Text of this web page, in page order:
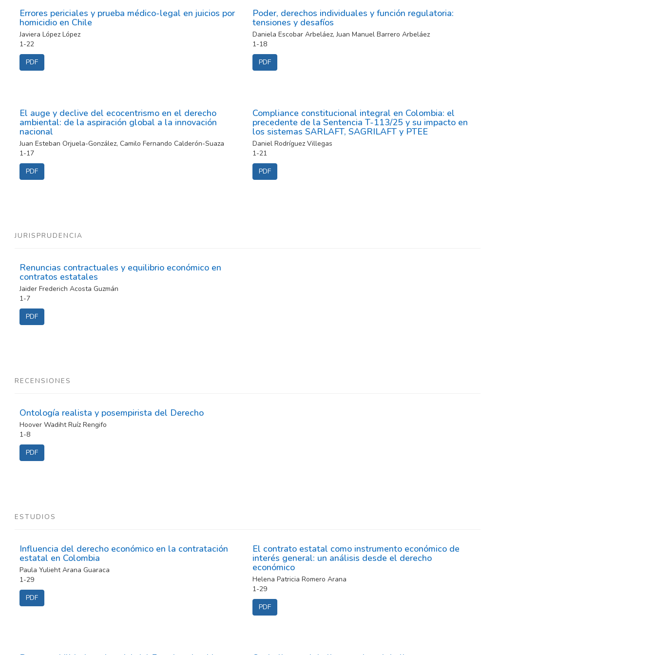
Errores periciales y prueba médico-legal en juicios por
homicidio en Chile
Javiera López López
1-22
PDF
Poder, derechos individuales y función regulatoria:
tensiones y desafíos
Daniela Escobar Arbeláez, Juan Manuel Barrero Arbeláez
1-18
PDF
El auge y declive del ecocentrismo en el derecho
ambiental: de la aspiración global a la innovación
nacional
Juan Esteban Orjuela-González, Camilo Fernando Calderón-Suaza
1-17
PDF
Compliance constitucional integral en Colombia: el
precedente de la Sentencia T-113/25 y su impacto en
los sistemas SARLAFT, SAGRILAFT y PTEE
Daniel Rodríguez Villegas
1-21
PDF
JURISPRUDENCIA
Renuncias contractuales y equilibrio económico en
contratos estatales
Jaider Frederich Acosta Guzmán
1-7
PDF
RECENSIONES
Ontología realista y posempirista del Derecho
Hoover Wadiht Ruíz Rengifo
1-8
PDF
ESTUDIOS
Influencia del derecho económico en la contratación
estatal en Colombia
Paula Yulieht Arana Guaraca
1-29
PDF
El contrato estatal como instrumento económico de
interés general: un análisis desde el derecho
económico
Helena Patricia Romero Arana
1-29
PDF